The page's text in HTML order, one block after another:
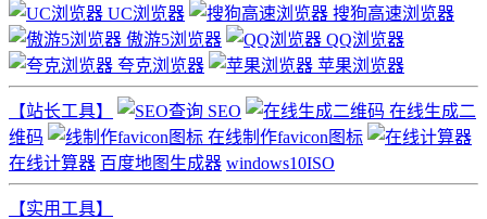
UC浏览器
搜狗高速浏览器
傲游5浏览器
QQ浏览器
夸克浏览器
苹果浏览器
【站长工具】 SEO
在线生成二
维码
在线制作favicon图标
在线计算器 百度地图生成器 windows10ISO
【实用工具】